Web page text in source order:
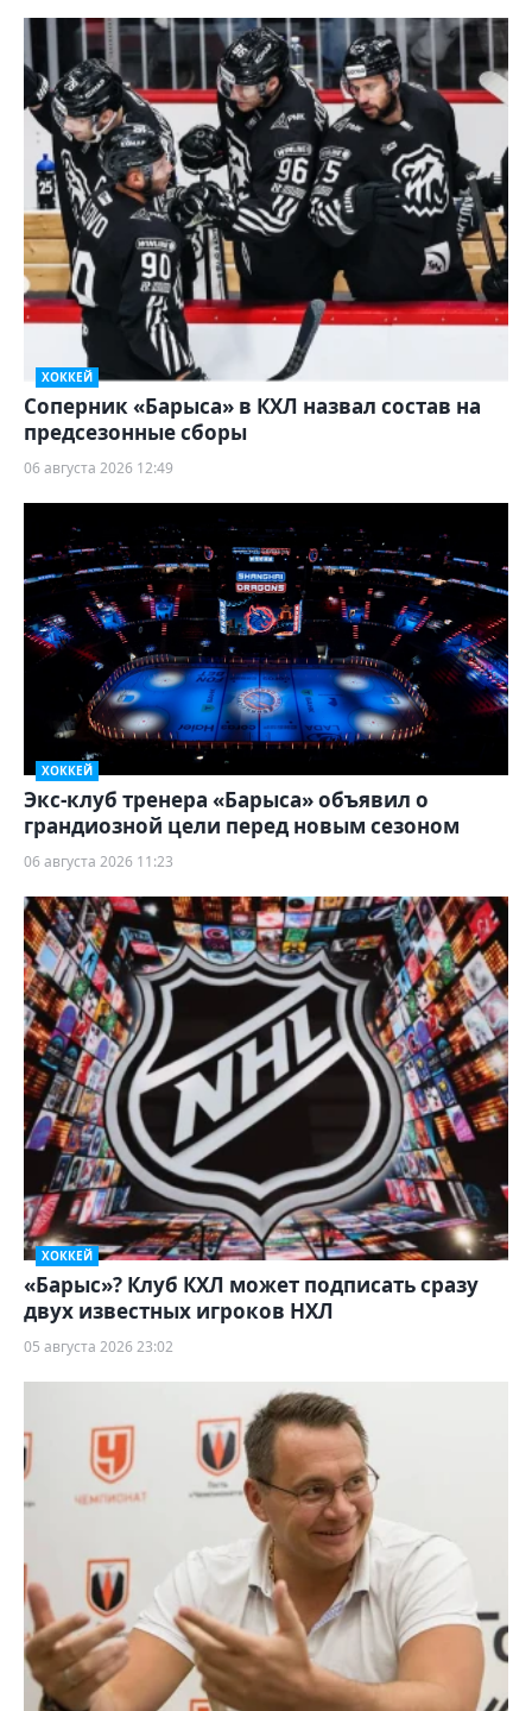
ХОККЕЙ
Соперник «Барыса» в КХЛ назвал состав на
предсезонные сборы
06 августа 2026 12:49
ХОККЕЙ
Экс-клуб тренера «Барыса» объявил о
грандиозной цели перед новым сезоном
06 августа 2026 11:23
ХОККЕЙ
«Барыс»? Клуб КХЛ может подписать сразу
двух известных игроков НХЛ
05 августа 2026 23:02